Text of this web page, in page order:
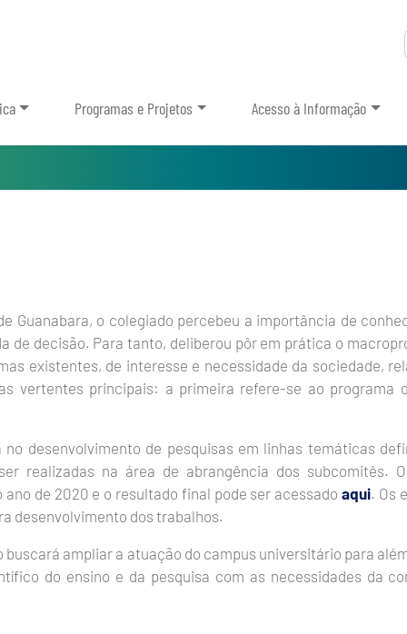
Programas e Projetos Acesso à Informação
Guanabara, o colegiado percebeu a importância de
de decisão. Para tanto, deliberou pôr em prática o
existentes, de interesse e necessidade da sociedade,
vertentes principais: a primeira refere-se ao programa
desenvolvimento de pesquisas em linhas temáticas
realizadas na área de abrangência dos subcomitês.
de 2020 e o resultado final pode ser acessado aqui. Os
desenvolvimento dos trabalhos.
ampliar a atuação do campus universitário para
do ensino e da pesquisa com as necessidades da